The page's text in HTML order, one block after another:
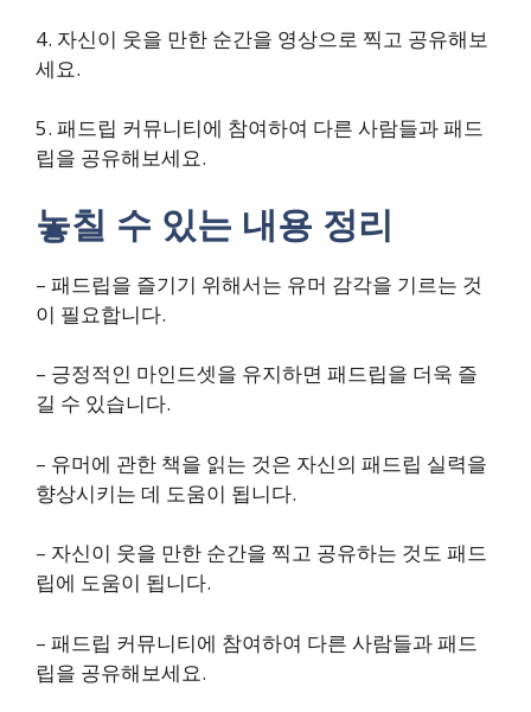
4. 자신이 웃을 만한 순간을 영상으로 찍고 공유해보
세요.
5. 패드립 커뮤니티에 참여하여 다른 사람들과 패드
립을 공유해보세요.
놓칠 수 있는 내용 정리
– 패드립을 즐기기 위해서는 유머 감각을 기르는 것
이 필요합니다.
– 긍정적인 마인드셋을 유지하면 패드립을 더욱 즐
길 수 있습니다.
– 유머에 관한 책을 읽는 것은 자신의 패드립 실력을
향상시키는 데 도움이 됩니다.
– 자신이 웃을 만한 순간을 찍고 공유하는 것도 패드
립에 도움이 됩니다.
– 패드립 커뮤니티에 참여하여 다른 사람들과 패드
립을 공유해보세요.